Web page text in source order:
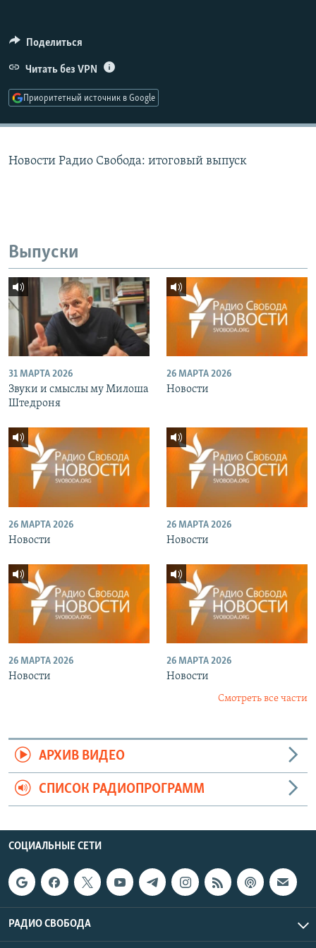
ПОДПИШИТЕСЬ НА РАССЫЛКУ
СОЦИАЛЬНЫЕ СЕТИ
Поделиться
Читать без VPN
Приоритетный источник в Google
Новости Радио Свобода: итоговый выпуск
Выпуски
31 МАРТА 2026
Звуки и смыслы му Милоша
Штедроня
26 МАРТА 2026
Новости
26 МАРТА 2026
Новости
26 МАРТА 2026
Новости
26 МАРТА 2026
Новости
26 МАРТА 2026
Новости
Смотреть все части
АРХИВ ВИДЕО
СПИСОК РАДИОПРОГРАММ
СОЦИАЛЬНЫЕ СЕТИ
РАДИО СВОБОДА